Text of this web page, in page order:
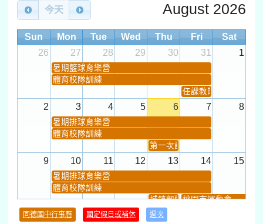
今天 August 2026
Sun Mon Tue Wed Thu Fri
Sat
26
27 28 29 30 31 1
暑期籃球育樂營
體育校隊訓練
任課教師抽籤
2 3 4 5 6 7 8
暑期排球育樂營
體育校隊訓練
第一次課發會 (12:30~)
9 10 11 12 13 14 15
暑期排球育樂營
體育校隊訓練
城鎮韌性(防空)演習
桃園市運動會
同德國中行事曆 國定假日或補休 週次